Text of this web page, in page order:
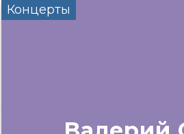
Концерты